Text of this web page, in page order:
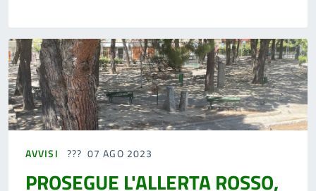
AVVISI 07 AGO 2023
PROSEGUE L'ALLERTA ROSSO,